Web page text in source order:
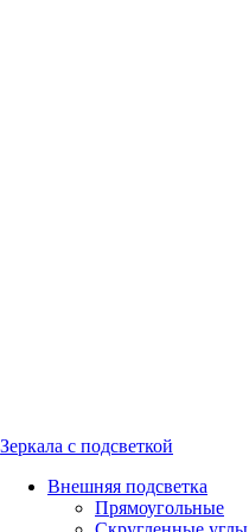
Зеркала с подсветкой
Внешняя подсветка
Прямоугольные